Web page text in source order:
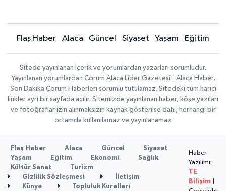
Flaş Haber Alaca Güncel Siyaset Yaşam Eğitim
Sitede yayınlanan içerik ve yorumlardan yazarları sorumludur.
Yayınlanan yorumlardan Çorum Alaca Lider Gazetesi - Alaca Haber,
Son Dakika Çorum Haberleri sorumlu tutulamaz. Sitedeki tüm harici
linkler ayrı bir sayfada açılır. Sitemizde yayınlanan haber, köşe yazıları
ve fotoğraflar izin alınmaksızın kaynak gösterilse dahi, herhangi bir
ortamda kullanılamaz ve yayınlanamaz
Flaş Haber Alaca Güncel
Siyaset
Yaşam
Eğitim Ekonomi
Sağlık
Kültür Sanat
Turizm
Gizlilik Sözleşmesi
İletişim
Künye
Topluluk Kuralları
Haber
Yazılımı:
TE
Bilişim